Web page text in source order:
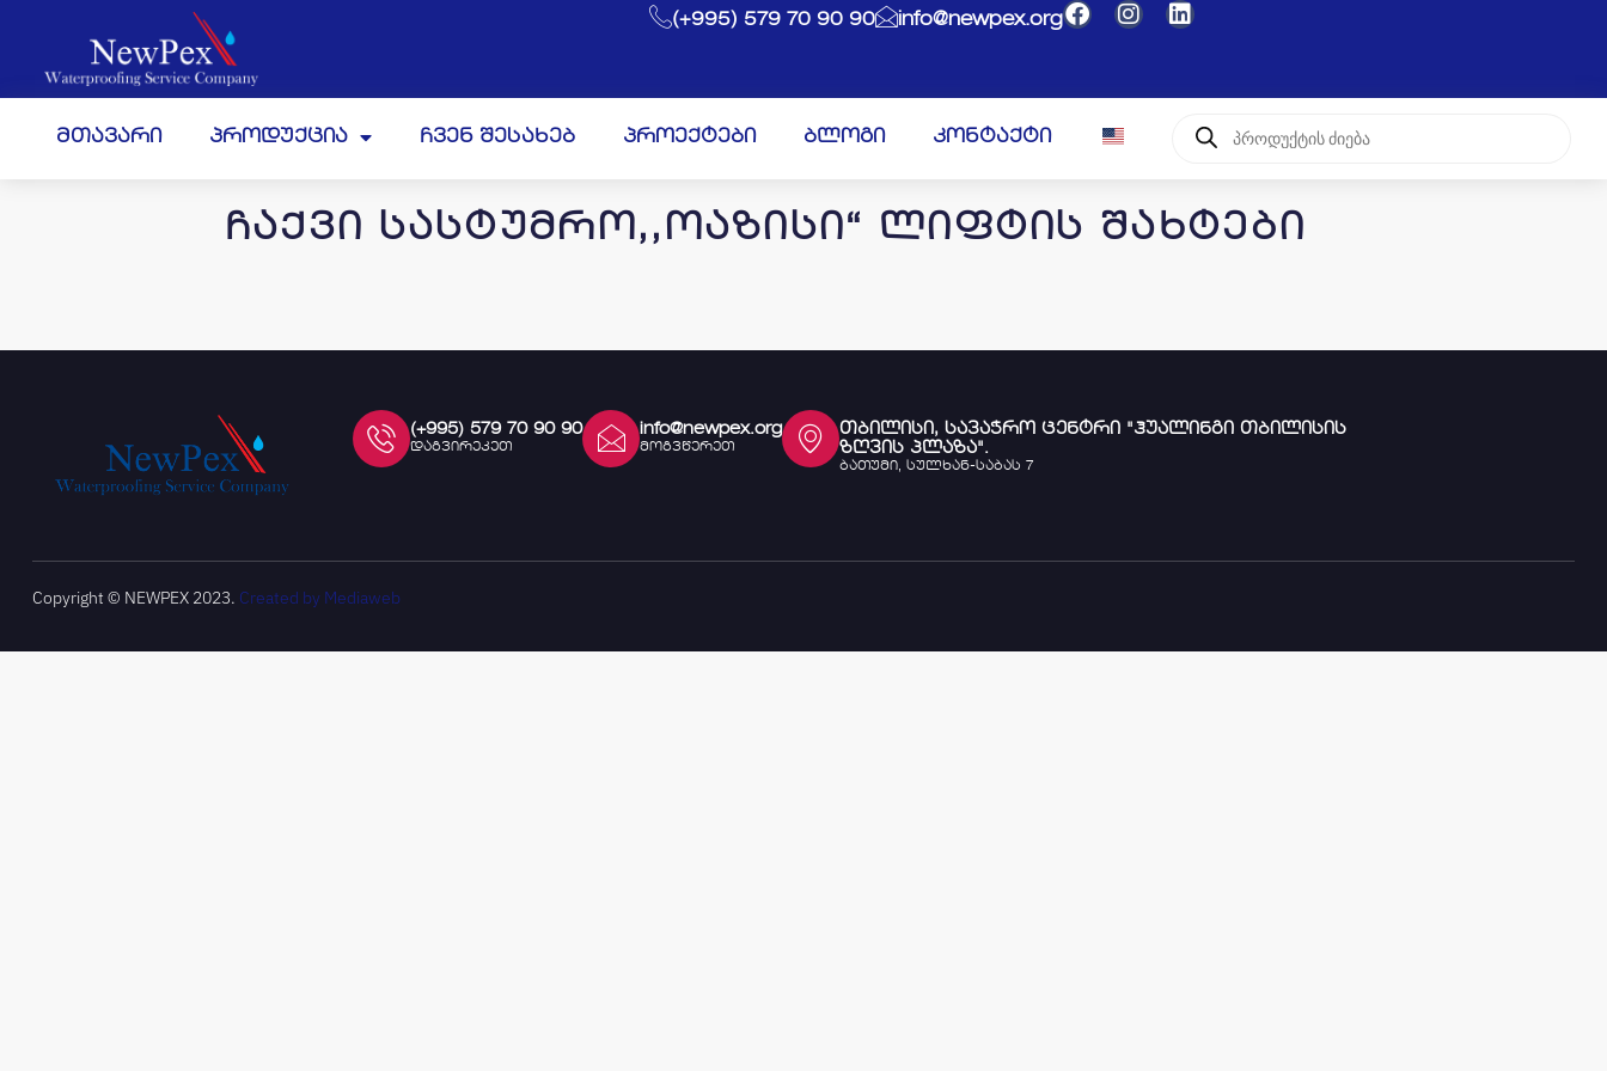
(+995) 579 70 90 90 info@newpex.org
მთავარი პროდუქცია ჩვენ შესახებ პროექტები ბლოგი კონტაქტი
ჩაქვი სასტუმრო,,ოაზისი“ ლიფტის შახტები
(+995) 579 70 90 90
დაგვირეკეთ
info@newpex.org
მოგვწერეთ
თბილისი, სავაჭრო ცენტრი "ჰუალინგი თბილისის
ზღვის პლაზა".
ბათუმი, სულხან-საბას 7
Copyright © NEWPEX 2023. Created by Mediaweb